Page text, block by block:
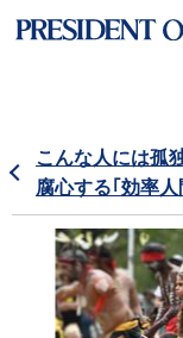
こんな人には孤
腐心する｢効率